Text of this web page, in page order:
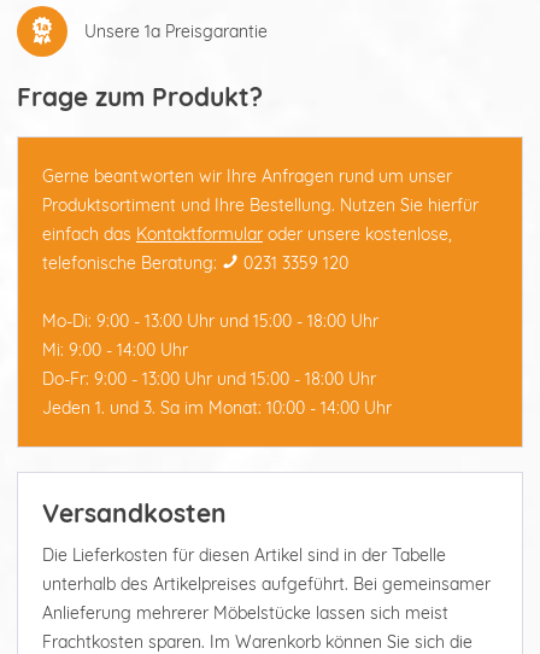
Unsere 1a Preisgarantie
Frage zum Produkt?
Gerne beantworten wir Ihre Anfragen rund um unser
Produktsortiment und Ihre Bestellung. Nutzen Sie hierfür
einfach das Kontaktformular oder unsere kostenlose,
telefonische Beratung:
0231 3359 120
Mo-Di: 9:00 - 13:00 Uhr und 15:00 - 18:00 Uhr
Mi: 9:00 - 14:00 Uhr
Do-Fr: 9:00 - 13:00 Uhr und 15:00 - 18:00 Uhr
Jeden 1. und 3. Sa im Monat: 10:00 - 14:00 Uhr
Versandkosten
Die Lieferkosten für diesen Artikel sind in der Tabelle
unterhalb des Artikelpreises aufgeführt. Bei gemeinsamer
Anlieferung mehrerer Möbelstücke lassen sich meist
Frachtkosten sparen. Im Warenkorb können Sie sich die